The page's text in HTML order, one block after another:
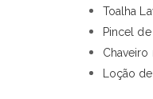
Toalha
Pincel
Loção